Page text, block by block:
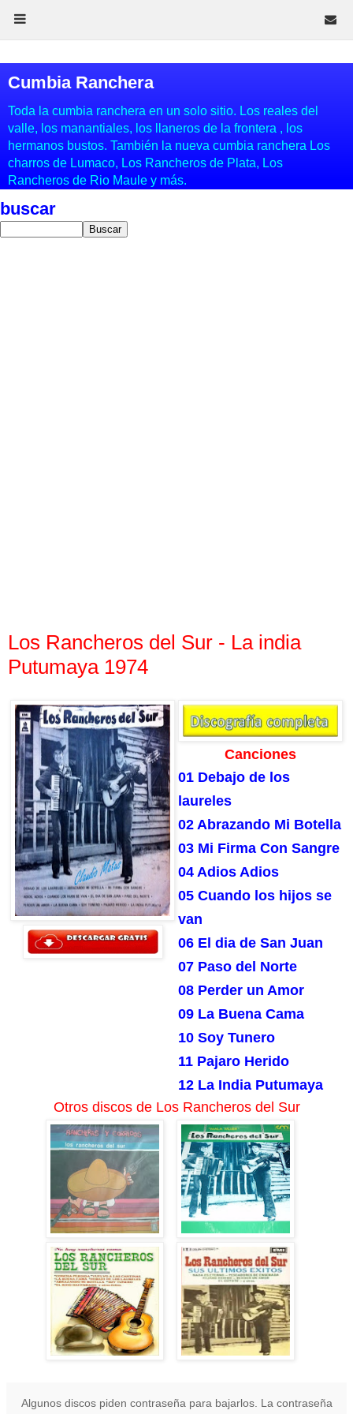
Cumbia Ranchera
Toda la cumbia ranchera en un solo sitio. Los reales del
valle, los manantiales, los llaneros de la frontera , los
hermanos bustos. También la nueva cumbia ranchera Los
charros de Lumaco, Los Rancheros de Plata, Los
Rancheros de Rio Maule y más.
buscar
Los Rancheros del Sur - La india
Putumaya 1974
Canciones
01 Debajo de los
laureles
02 Abrazando Mi Botella
03 Mi Firma Con Sangre
04 Adios Adios
05 Cuando los hijos se
van
06 El dia de San Juan
07 Paso del Norte
08 Perder un Amor
09 La Buena Cama
10 Soy Tunero
11 Pajaro Herido
12 La India Putumaya
Otros discos de Los Rancheros del Sur
Algunos discos piden contraseña para bajarlos. La contraseña